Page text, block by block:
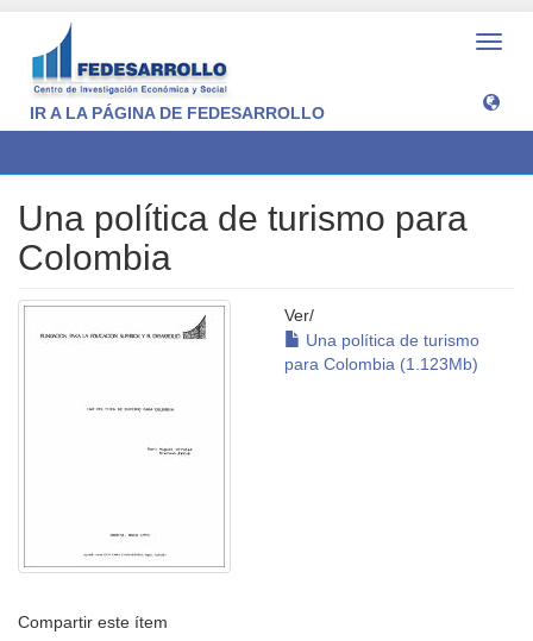
IR A LA PÁGINA DE FEDESARROLLO
Una política de turismo para
Colombia
Ver/
Una política de turismo
para Colombia (1.123Mb)
Compartir este ítem